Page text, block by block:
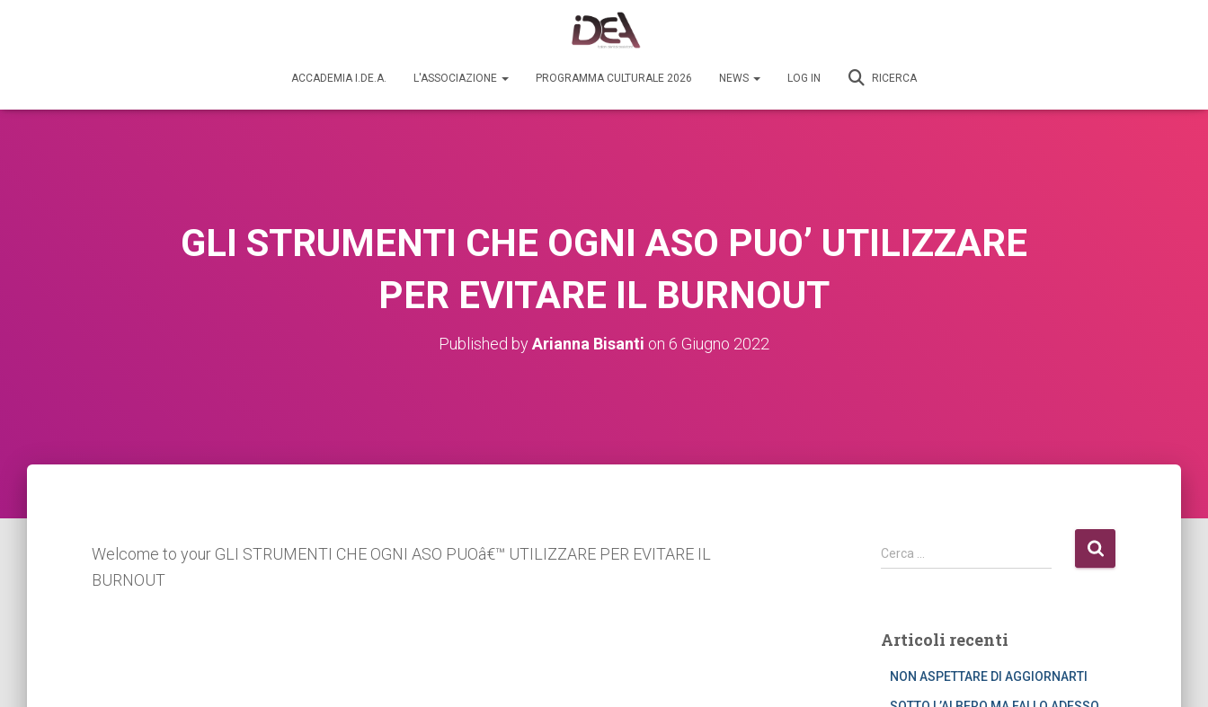
ACCADEMIA I.DE.A. L'ASSOCIAZIONE PROGRAMMA CULTURALE 2026 NEWS LOG IN RICERCA
GLI STRUMENTI CHE OGNI ASO PUO’ UTILIZZARE
PER EVITARE IL BURNOUT
Published byArianna Bisanti on 6 Giugno 2022
Welcome to your GLI STRUMENTI CHE OGNI ASO PUOâ€™ UTILIZZARE PER EVITARE IL
BURNOUT
R
i
c
Cerca …
Articoli recenti
NON ASPETTARE DI AGGIORNARTI